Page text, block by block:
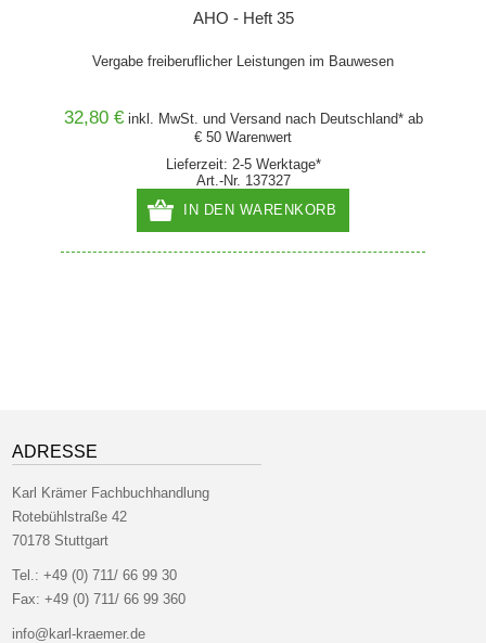
AHO - Heft 35
Vergabe freiberuflicher Leistungen im Bauwesen
32,80 € inkl. MwSt. und Versandnach Deutschland* ab
€ 50 Warenwert
Lieferzeit: 2-5 Werktage*
Art.-Nr. 137327
IN DEN WARENKORB
ADRESSE
Karl Krämer Fachbuchhandlung
Rotebühlstraße 42
70178 Stuttgart
Tel.:+49 (0) 711/ 66 99 30
Fax: +49 (0) 711/ 66 99 360
info@karl-kraemer.de